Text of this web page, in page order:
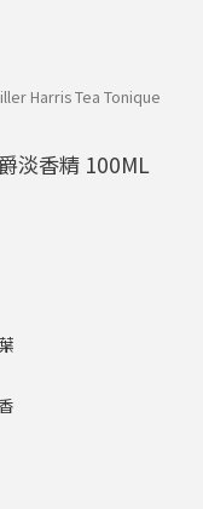
Harris Tea Tonique
淡香精 100ML